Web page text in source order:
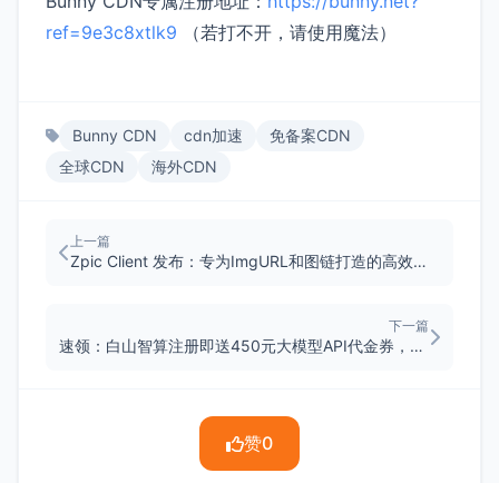
ref=9e3c8xtlk9 （若打不开，请使用魔法）
Bunny CDN cdn加速
免备案CDN
全球CDN
海外CDN
上一篇
Zpic Client 发布：专为ImgURL和图链打造的高效图床客户端
下一篇
速领：白山智算注册即送450元大模型API代金券，手慢无（已结束）
赞0